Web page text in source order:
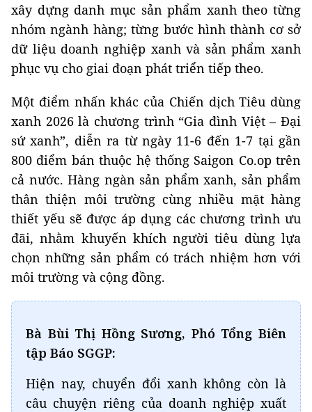
xây dựng danh mục sản phẩm xanh theo từng
nhóm ngành hàng; từng bước hình thành cơ sở
dữ liệu doanh nghiệp xanh và sản phẩm xanh
phục vụ cho giai đoạn phát triển tiếp theo.
Một điểm nhấn khác của Chiến dịch Tiêu dùng
xanh 2026 là chương trình “Gia đình Việt – Đại
sứ xanh”, diễn ra từ ngày 11-6 đến 1-7 tại gần
800 điểm bán thuộc hệ thống Saigon Co.op trên
cả nước. Hàng ngàn sản phẩm xanh, sản phẩm
thân thiện môi trường cùng nhiều mặt hàng
thiết yếu sẽ được áp dụng các chương trình ưu
đãi, nhằm khuyến khích người tiêu dùng lựa
chọn những sản phẩm có trách nhiệm hơn với
môi trường và cộng đồng.
Bà Bùi Thị Hồng Sương, Phó Tổng Biên
tập Báo SGGP:
Hiện nay, chuyển đổi xanh không còn là
câu chuyện riêng của doanh nghiệp xuất